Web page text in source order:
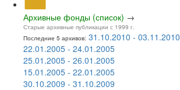
Архивные фонды (список) →
Старые архивные публикации с 1999 г.
Последние 5 архивов: 31.10.2010 - 03.11.2010
22.01.2005 - 24.01.2005
25.01.2005 - 26.01.2005
15.01.2005 - 22.01.2005
30.10.2009 - 31.10.2009